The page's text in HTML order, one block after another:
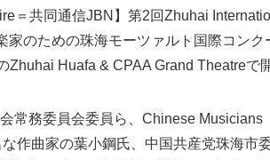
＝共同通信JBN】第2回Zhuhai
家のための珠海モーツァルト国際コン
Huafa & CPAA Grand Theatreで
常務委員会委員ら、Chinese Musicians
作曲家の葉小鋼氏、中国共産党珠海市